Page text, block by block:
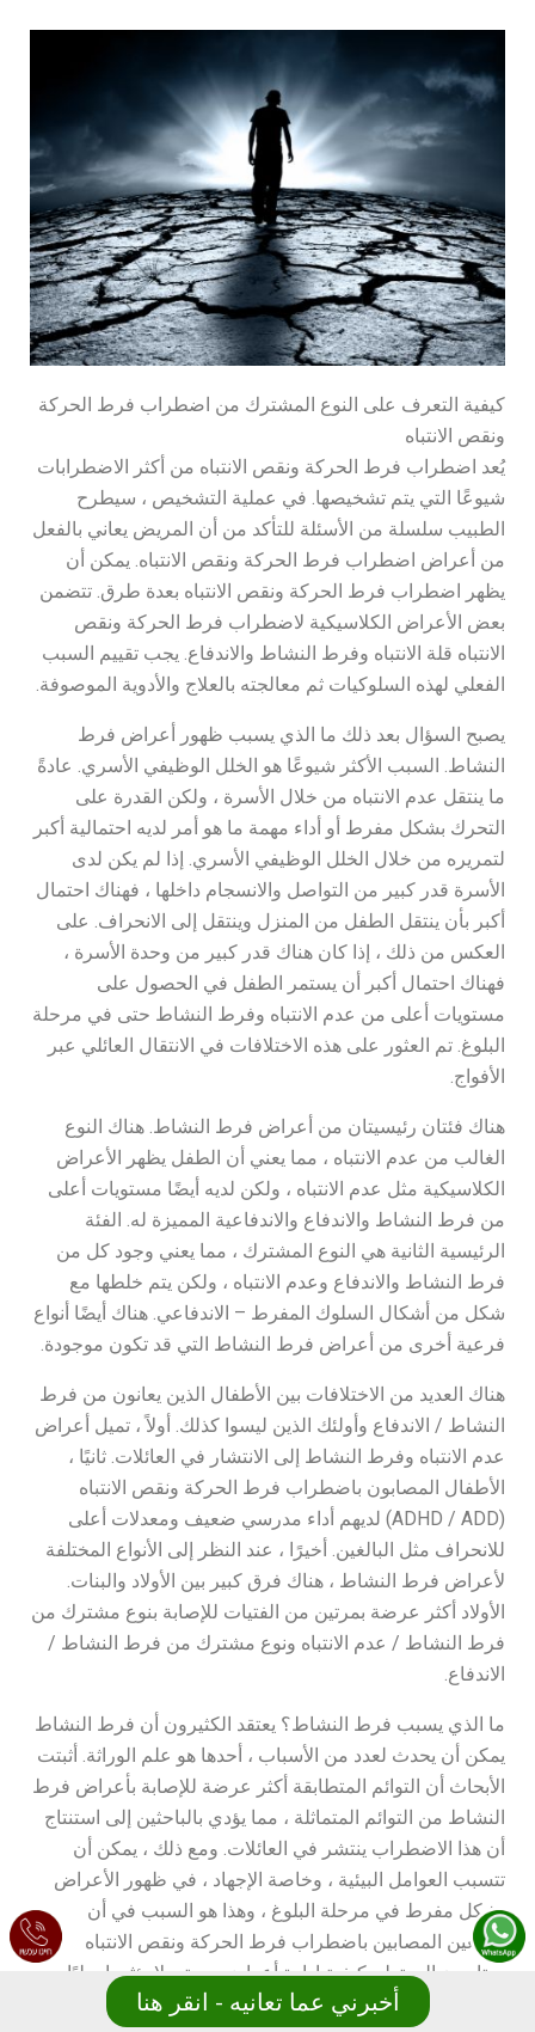
كيفية التعرف على النوع المشترك من اضطراب فرط الحركة
ونقص الانتباه
يُعد اضطراب فرط الحركة ونقص الانتباه من أكثر الاضطرابات
شيوعًا التي يتم تشخيصها. في عملية التشخيص ، سيطرح
الطبيب سلسلة من الأسئلة للتأكد من أن المريض يعاني بالفعل
من أعراض اضطراب فرط الحركة ونقص الانتباه. يمكن أن
يظهر اضطراب فرط الحركة ونقص الانتباه بعدة طرق. تتضمن
بعض الأعراض الكلاسيكية لاضطراب فرط الحركة ونقص
الانتباه قلة الانتباه وفرط النشاط والاندفاع. يجب تقييم السبب
الفعلي لهذه السلوكيات ثم معالجته بالعلاج والأدوية الموصوفة.
يصبح السؤال بعد ذلك ما الذي يسبب ظهور أعراض فرط
النشاط. السبب الأكثر شيوعًا هو الخلل الوظيفي الأسري. عادةً
ما ينتقل عدم الانتباه من خلال الأسرة ، ولكن القدرة على
التحرك بشكل مفرط أو أداء مهمة ما هو أمر لديه احتمالية أكبر
لتمريره من خلال الخلل الوظيفي الأسري. إذا لم يكن لدى
الأسرة قدر كبير من التواصل والانسجام داخلها ، فهناك احتمال
أكبر بأن ينتقل الطفل من المنزل وينتقل إلى الانحراف. على
العكس من ذلك ، إذا كان هناك قدر كبير من وحدة الأسرة ،
فهناك احتمال أكبر أن يستمر الطفل في الحصول على
مستويات أعلى من عدم الانتباه وفرط النشاط حتى في مرحلة
البلوغ. تم العثور على هذه الاختلافات في الانتقال العائلي عبر
الأفواج.
هناك فئتان رئيسيتان من أعراض فرط النشاط. هناك النوع
الغالب من عدم الانتباه ، مما يعني أن الطفل يظهر الأعراض
الكلاسيكية مثل عدم الانتباه ، ولكن لديه أيضًا مستويات أعلى
من فرط النشاط والاندفاع والاندفاعية المميزة له. الفئة
الرئيسية الثانية هي النوع المشترك ، مما يعني وجود كل من
فرط النشاط والاندفاع وعدم الانتباه ، ولكن يتم خلطها مع
شكل من أشكال السلوك المفرط – الاندفاعي. هناك أيضًا أنواع
فرعية أخرى من أعراض فرط النشاط التي قد تكون موجودة.
هناك العديد من الاختلافات بين الأطفال الذين يعانون من فرط
النشاط / الاندفاع وأولئك الذين ليسوا كذلك. أولاً ، تميل أعراض
عدم الانتباه وفرط النشاط إلى الانتشار في العائلات. ثانيًا ،
الأطفال المصابون باضطراب فرط الحركة ونقص الانتباه
(ADHD / ADD) لديهم أداء مدرسي ضعيف ومعدلات أعلى
للانحراف مثل البالغين. أخيرًا ، عند النظر إلى الأنواع المختلفة
لأعراض فرط النشاط ، هناك فرق كبير بين الأولاد والبنات.
الأولاد أكثر عرضة بمرتين من الفتيات للإصابة بنوع مشترك من
فرط النشاط / عدم الانتباه ونوع مشترك من فرط النشاط /
الاندفاع.
ما الذي يسبب فرط النشاط؟ يعتقد الكثيرون أن فرط النشاط
يمكن أن يحدث لعدد من الأسباب ، أحدها هو علم الوراثة. أثبتت
الأبحاث أن التوائم المتطابقة أكثر عرضة للإصابة بأعراض فرط
النشاط من التوائم المتماثلة ، مما يؤدي بالباحثين إلى استنتاج
أن هذا الاضطراب ينتشر في العائلات. ومع ذلك ، يمكن أن
تتسبب العوامل البيئية ، وخاصة الإجهاد ، في ظهور الأعراض
بشكل مفرط في مرحلة البلوغ ، وهذا هو السبب في أن
البالغين المصابين باضطراب فرط الحركة ونقص الانتباه
يحتاجون إلى تعلم كيفية إدارة أعراضهم حتى لا يؤثروا سلبًا
على قدرتهم على العمل في المواقف اليومية.
أخبرني عما تعانيه - انقر هنا